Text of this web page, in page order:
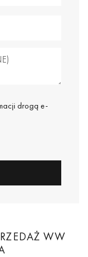
drogą e-
WW